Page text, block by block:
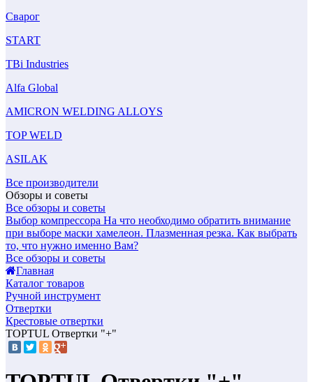
Сварог
START
TBi Industries
Alfa Global
AMICRON WELDING ALLOYS
TOP WELD
ASILAK
Все производители
Обзоры и советы
Все обзоры и советы
Выбор компрессора На что необходимо обратить внимание
при выборе маски хамелеон. Плазменная резка. Как выбрать
то, что нужно именно Вам?
Все обзоры и советы
Главная
Каталог товаров
Ручной инструмент
Отвертки
Крестовые отвертки
TOPTUL Отвертки "+"